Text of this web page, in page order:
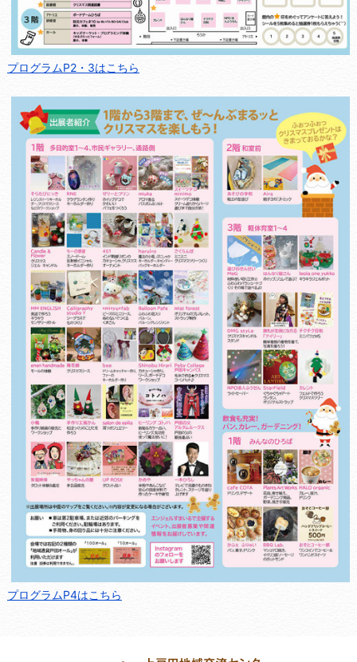
プログラムP2・3はこちら
プログラムP4はこちら